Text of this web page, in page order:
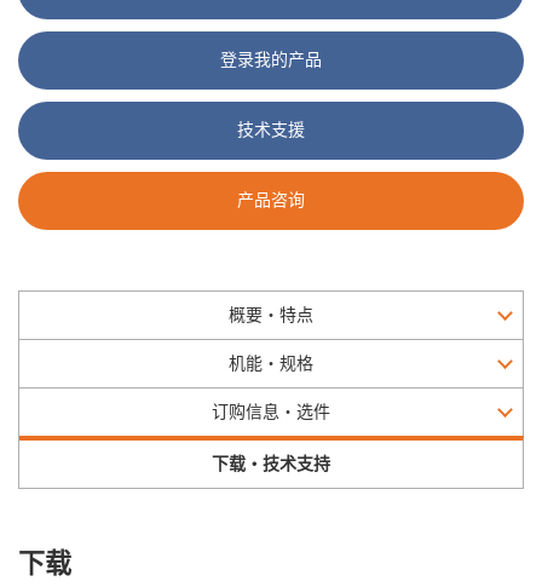
登录我的产品
技术支援
产品咨询
概要・特点
机能・规格
订购信息・选件
下载・技术支持
下载